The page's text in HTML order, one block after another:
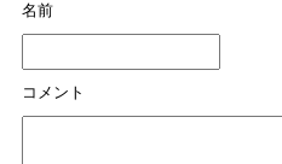
名前
コメント